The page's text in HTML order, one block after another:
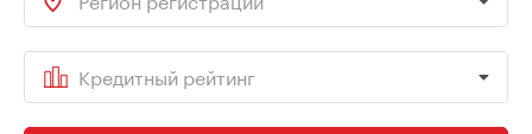
Кредитный рейтинг